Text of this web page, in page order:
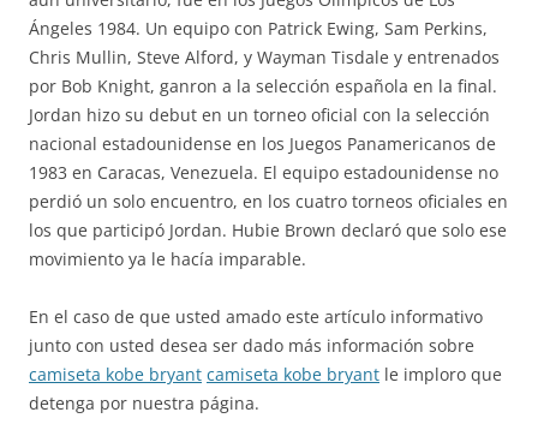
Ángeles 1984. Un equipo con Patrick Ewing, Sam Perkins,
Chris Mullin, Steve Alford, y Wayman Tisdale y entrenados
por Bob Knight, ganron a la selección española en la final.
Jordan hizo su debut en un torneo oficial con la selección
nacional estadounidense en los Juegos Panamericanos de
1983 en Caracas, Venezuela. El equipo estadounidense no
perdió un solo encuentro, en los cuatro torneos oficiales en
los que participó Jordan. Hubie Brown declaró que solo ese
movimiento ya le hacía imparable.
En el caso de que usted amado este artículo informativo
junto con usted desea ser dado más información sobre
camiseta kobe bryant camiseta kobe bryant le imploro que
detenga por nuestra página.